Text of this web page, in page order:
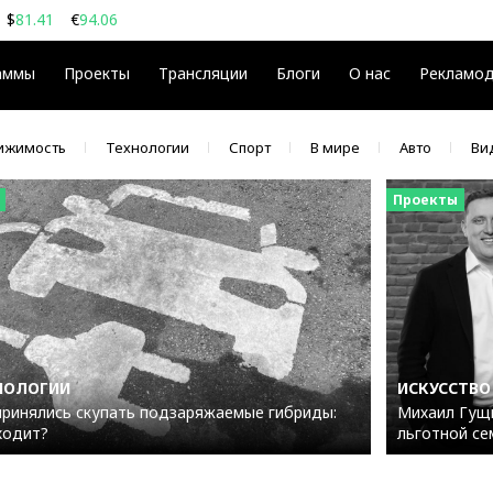
Проекты Трансляции Блоги О нас
$81.41 €94.06
$ €
Технологии Спорт В мире Авто
скупать подзаряжаемые гибриды:
Проекты
Михаил
льготной